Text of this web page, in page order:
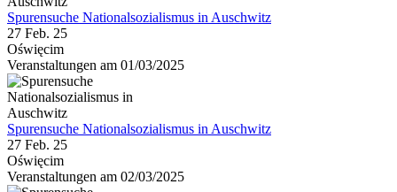
Spurensuche Nationalsozialismus in Auschwitz
27 Feb. 25
Oświęcim
Veranstaltungen am 01/03/2025
Spurensuche Nationalsozialismus in Auschwitz
27 Feb. 25
Oświęcim
Veranstaltungen am 02/03/2025